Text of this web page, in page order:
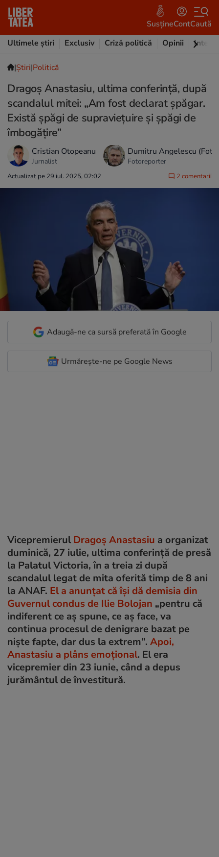
SusțineContCaută
Ultimele știri
Exclusiv Criză politică Opinii
|Ştiri|Politică
Dragoş Anastasiu, ultima conferință, după
scandalul mitei: „Am fost declarat șpăgar.
Există șpăgi de supraviețuire și șpăgi de
îmbogățire”
Cristian Otopeanu
Jurnalist
Dumitru Angelescu
Fotoreporter
Actualizat pe 29 iul. 2025, 02:02 2 comentarii
Adaugă-ne ca sursă preferată în Google
Urmărește-ne pe Google News
Vicepremierul Dragoș Anastasiu a organizat
duminică, 27 iulie, ultima conferință de presă
la Palatul Victoria, în a treia zi după
scandalul legat de mita oferită timp de 8 ani
la ANAF. El a anunțat că își dă demisia din
Guvernul condus de Ilie Bolojan „pentru că
indiferent ce aș spune, ce aș face, va
continua procesul de denigrare bazat pe
niște fapte, dar dus la extrem”. Apoi,
Anastasiu a plâns emoțional. El era
vicepremier din 23 iunie, când a depus
jurământul de învestitură.